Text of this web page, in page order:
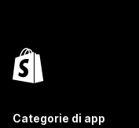
Categorie di app